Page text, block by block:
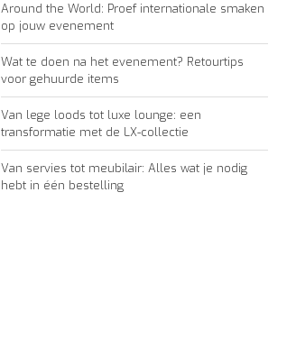
Around the World: Proef internationale smaken
op jouw evenement
Wat te doen na het evenement? Retourtips
voor gehuurde items
Van lege loods tot luxe lounge: een
transformatie met de LX-collectie
Van servies tot meubilair: Alles wat je nodig
hebt in één bestelling